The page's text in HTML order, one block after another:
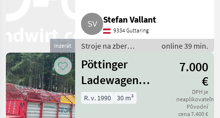
Inzerát
Stefan Vallant
9334 Guttaring
Stroje na zber
Lis na okrúhle balíky
online 39 min.
Pöttinger
Ladewagen
Ernteprofi
7.000
€
DPH je
neaplikovateľné
Původní
cena 7.400 €
R. v. 1990 30 m³